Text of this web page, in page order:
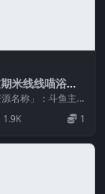
米线线喵浴缸
名称」：斗鱼主
水印...
1.9K 1